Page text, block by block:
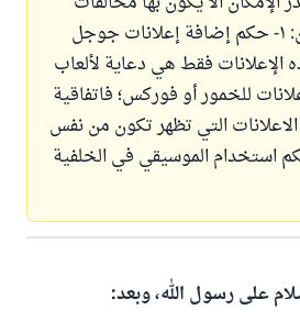
شرعية ولدينا سؤالين: ١- حكم إضافة إعلانات جوجل
الإعلانات فقط هي دعاية لألعاب
للخمور أو فوركس؛ فاتفاقية
التي تظهر تكون من نفس
٢- ماحكم استخدام الموسيقي في الخلفية
على رسول الله، وبعد: